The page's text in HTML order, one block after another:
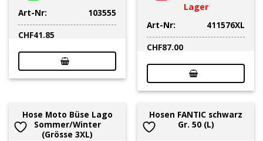
Art-Nr:
103555
CHF41.85
Lager
Art-Nr:
411576XL
CHF87.00
Hose Moto Büse Lago
Sommer/Winter
(Grösse 3XL)
Hosen FANTIC schwarz
Gr. 50 (L)